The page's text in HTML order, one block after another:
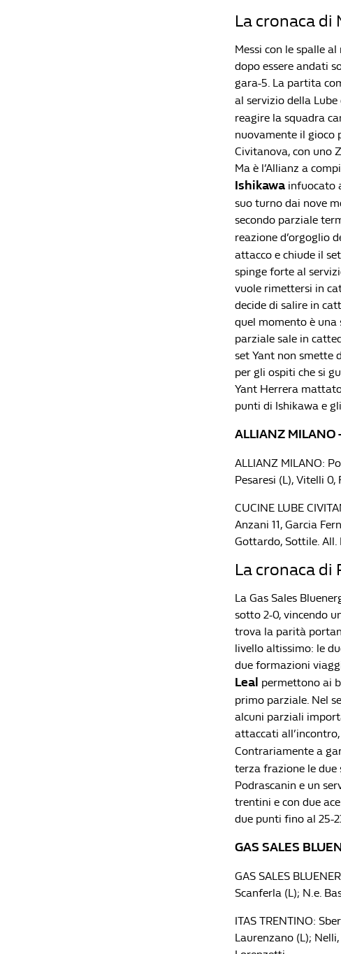
La cronaca
Messi con le spalle
dopo essere andati
gara-5. La partita
al servizio della Lube
reagire la squadra
nuovamente il gioco
Civitanova, con uno
Ma è l’Allianz a
Ishikawa infuocato
suo turno dai nove
secondo parziale
reazione d’orgoglio
attacco e chiude il
spinge forte al
vuole rimettersi in
decide di salire in
quel momento è una
parziale sale in
set Yant non smette
per gli ospiti che si
Yant Herrera
punti di Ishikawa e
ALLIANZ MILANO
ALLIANZ MILANO:
Pesaresi (L), Vitelli 0,
CUCINE LUBE
Anzani 11, Garcia
Gottardo, Sottile. All.
La cronaca di
La Gas Sales
sotto 2-0, vincendo
trova la parità
livello altissimo: le
due formazioni
Leal permettono ai
primo parziale. Nel
alcuni parziali
attaccati all’incontro,
Contrariamente a
terza frazione le due
Podrascanin e un
trentini e con due
due punti fino al 25-
GAS SALES
GAS SALES
Scanferla (L); N.e.
ITAS TRENTINO:
Laurenzano (L);